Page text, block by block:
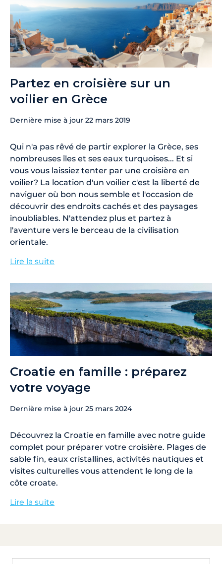
Partez en croisière sur un
voilier en Grèce
Dernière mise à jour 22 mars 2019
Qui n'a pas rêvé de partir explorer la Grèce, ses
nombreuses îles et ses eaux turquoises... Et si
vous vous laissiez tenter par une croisière en
voilier? La location d'un voilier c'est la liberté de
naviguer où bon nous semble et l'occasion de
découvrir des endroits cachés et des paysages
inoubliables. N'attendez plus et partez à
l'aventure vers le berceau de la civilisation
orientale.
Lire la suite
Croatie en famille : préparez
votre voyage
Dernière mise à jour 25 mars 2024
Découvrez la Croatie en famille avec notre guide
complet pour préparer votre croisière. Plages de
sable fin, eaux cristallines, activités nautiques et
visites culturelles vous attendent le long de la
côte croate.
Lire la suite